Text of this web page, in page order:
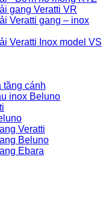
gang Veratti VR
Veratti gang – inox
Veratti Inox model VS
tầng cánh
inox Beluno
Veratti
Beluno
Ebara